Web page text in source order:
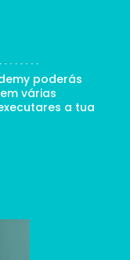
poderás
várias
a tua